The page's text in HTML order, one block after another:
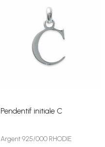
Pendentif initiale C
Argent 925/000 RHODIE